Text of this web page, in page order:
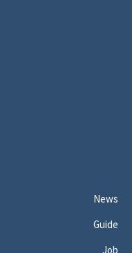
News
Guide
Job